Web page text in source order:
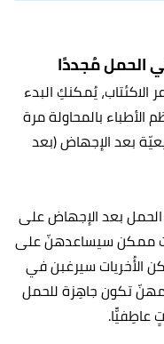
الحمل مُجددًا
يُمكنكِ البدء
بالمحاولة مرة
بعد الإجهاض (بعد
بعد الإجهاض على
ممكن سيساعدهنّ على
الأُخريات سيرغبن في
تكون جاهِزة للحمل
عاطِفيًّا.